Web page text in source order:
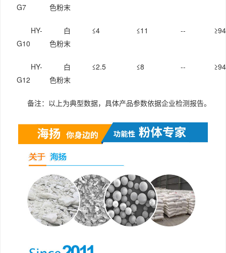
G7
色粉末
HY-
G10
白
色粉末
≤4 ≤11 -- ≥94
HY-
G12
白
色粉末
≤2.5 ≤8 -- ≥94
备注：以上为典型数据，具体产品参数依据企业检测报告。